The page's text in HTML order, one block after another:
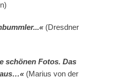
(Dresdner
schönen Fotos. Das
(Marius von der